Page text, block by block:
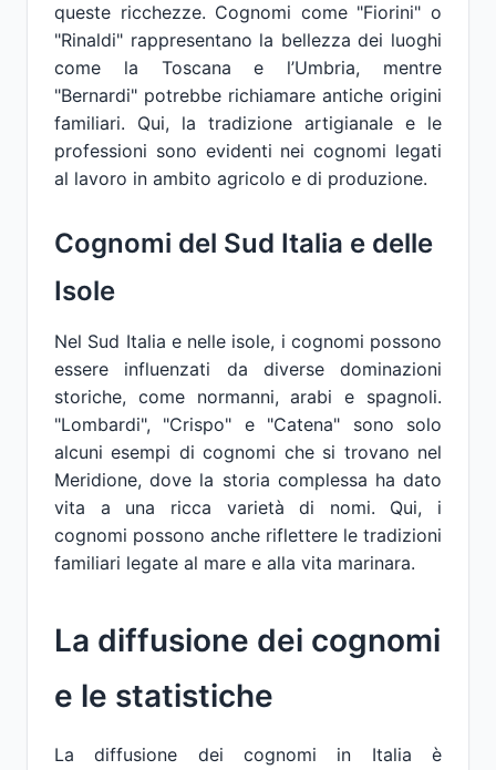
queste ricchezze. Cognomi come "Fiorini" o
"Rinaldi" rappresentano la bellezza dei luoghi
come la Toscana e l’Umbria, mentre
"Bernardi" potrebbe richiamare antiche origini
familiari. Qui, la tradizione artigianale e le
professioni sono evidenti nei cognomi legati
al lavoro in ambito agricolo e di produzione.
Cognomi del Sud Italia e delle
Isole
Nel Sud Italia e nelle isole, i cognomi possono
essere influenzati da diverse dominazioni
storiche, come normanni, arabi e spagnoli.
"Lombardi", "Crispo" e "Catena" sono solo
alcuni esempi di cognomi che si trovano nel
Meridione, dove la storia complessa ha dato
vita a una ricca varietà di nomi. Qui, i
cognomi possono anche riflettere le tradizioni
familiari legate al mare e alla vita marinara.
La diffusione dei cognomi
e le statistiche
La diffusione dei cognomi in Italia è